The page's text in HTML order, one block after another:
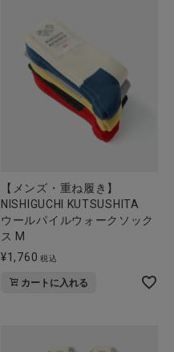
【メンズ・重ね履き】
NISHIGUCHI KUTSUSHITA
ウールパイルウォークソック
ス M
¥1,760 税込
カートに入れる